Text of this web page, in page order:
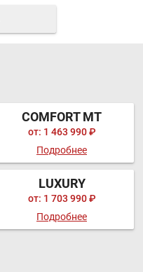
COMFORT MT
от: 1 463 990 ₽
Подробнее
LUXURY
от: 1 703 990 ₽
Подробнее